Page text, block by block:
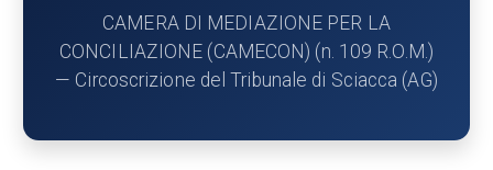
CAMERA DI MEDIAZIONE PER LA
CONCILIAZIONE (CAMECON) (n. 109 R.O.M.)
— Circoscrizione del Tribunale di Sciacca (AG)